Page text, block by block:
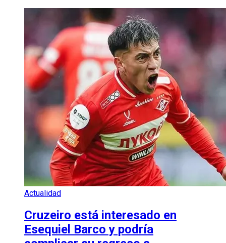
Actualidad
Cruzeiro está interesado en
Esequiel Barco y podría